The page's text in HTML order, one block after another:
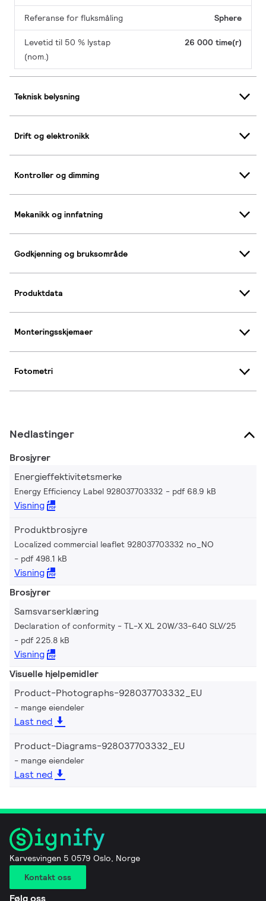
Referanse for fluksmåling Sphere
Levetid til 50 % lystap
(nom.)
26 000 time(r)
Teknisk belysning
Drift og elektronikk
Kontroller og dimming
Mekanikk og innfatning
Godkjenning og bruksområde
Produktdata
Monteringsskjemaer
Fotometri
Nedlastinger
Brosjyrer
Energieffektivitetsmerke
Energy Efficiency Label 928037703332 pdf 68.9 kB
Visning
Produktbrosjyre
Localized commercial leaflet 928037703332 no_NO
pdf 498.1 kB
Visning
Brosjyrer
Samsvarserklæring
Declaration of conformity - TL-X XL 20W/33-640 SLV/25
pdf 225.8 kB
Visning
Visuelle hjelpemidler
Product-Photographs-928037703332_EU
mange eiendeler
Last ned
Product-Diagrams-928037703332_EU
mange eiendeler
Last ned
Karvesvingen 5 0579 Oslo, Norge
Kontakt oss
Følg oss